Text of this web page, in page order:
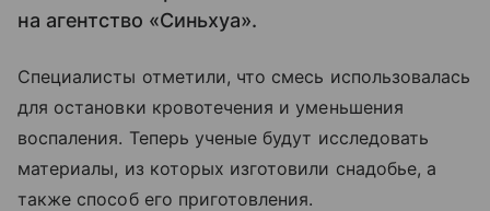
на агентство «Синьхуа».
Специалисты отметили, что смесь использовалась
для остановки кровотечения и уменьшения
воспаления. Теперь ученые будут исследовать
материалы, из которых изготовили снадобье, а
также способ его приготовления.